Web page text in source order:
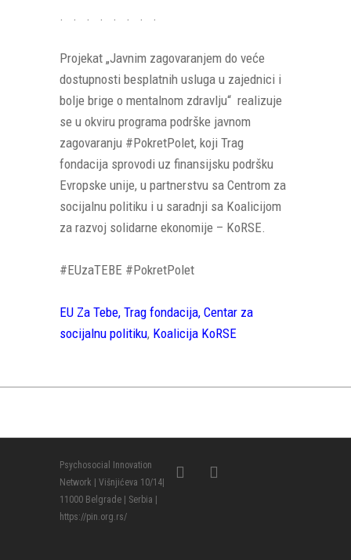
. . . . . . . .
Projekat „Javnim zagovaranjem do veće
dostupnosti besplatnih usluga u zajednici i
bolje brige o mentalnom zdravlju“ realizuje
se u okviru programa podrške javnom
zagovaranju #PokretPolet, koji Trag
fondacija sprovodi uz finansijsku podršku
Evropske unije, u partnerstvu sa Centrom za
socijalnu politiku i u saradnji sa Koalicijom
za razvoj solidarne ekonomije – KoRSE.
#EUzaTEBE #PokretPolet
EU Za Tebe, Trag fondacija, Centar za
socijalnu politiku, Koalicija KoRSE
Psychosocial Innovation
Network | Višnjićeva 10/14|
11000 Belgrade | Serbia |
https://pin.org.rs/